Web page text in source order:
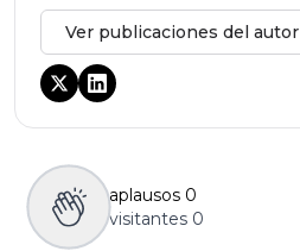
Ver publicaciones del autor
aplausos 0
visitantes 0